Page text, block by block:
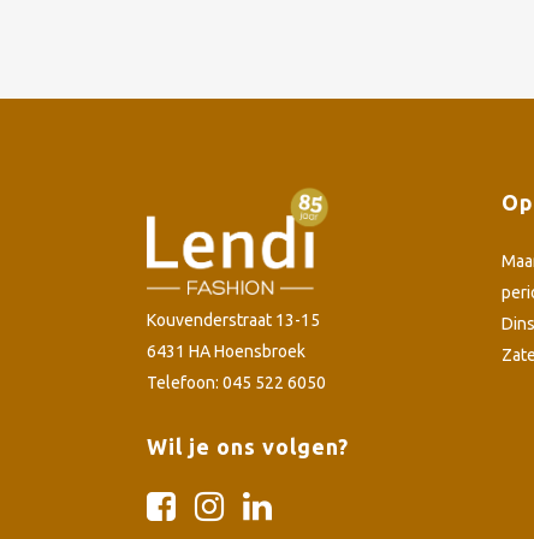
Kouvenderstraat 13-15
6431 HA Hoensbroek
Telefoon: 045 522 6050
Wil je ons volgen?